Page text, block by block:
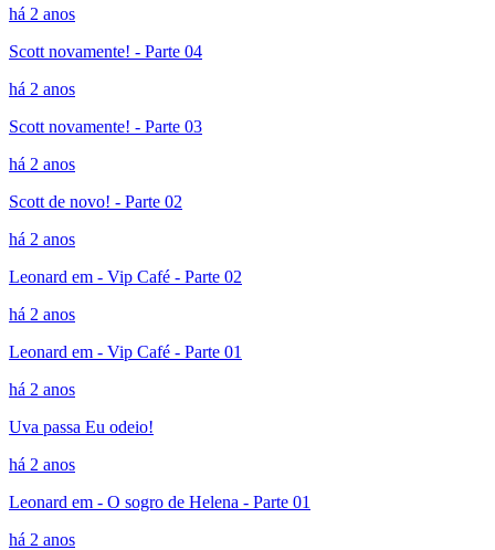
há 2 anos
Scott novamente! - Parte 04
há 2 anos
Scott novamente! - Parte 03
há 2 anos
Scott de novo! - Parte 02
há 2 anos
Leonard em - Vip Café - Parte 02
há 2 anos
Leonard em - Vip Café - Parte 01
há 2 anos
Uva passa Eu odeio!
há 2 anos
Leonard em - O sogro de Helena - Parte 01
há 2 anos